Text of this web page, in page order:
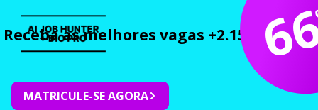
Receba as melhores vagas +2.150 cursos
MATRICULE-SE AGORA